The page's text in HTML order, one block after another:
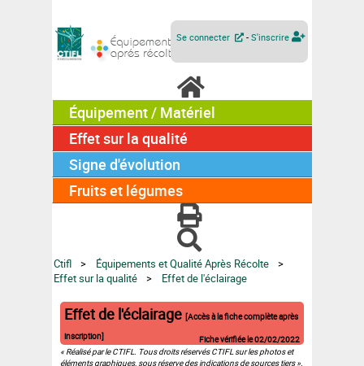
Se connecter - S'inscrire
Équipement / Matériel
Effet sur la qualité
Signe d'évolution
Fruits et légumes
Ctifl
Équipements et Qualité Après Récolte
Effet sur la qualité
Effet de l'éclairage
Effet de l'éclairage [Accès à la fiche complète après
inscription]
Fiche vérifiée le02/02/2022
« Réalisé par le CTIFL. Tous droits réservés CTIFL sur les photos et
éléments graphiques, sous réserve des indications de sources tiers ».